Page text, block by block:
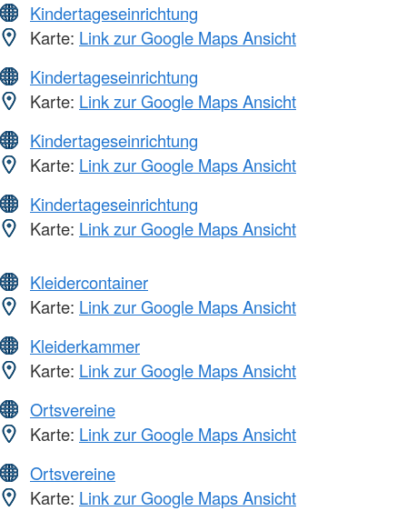
Kindertageseinrichtung
Karte: Link zur Google Maps Ansicht
Kindertageseinrichtung
Karte: Link zur Google Maps Ansicht
Kindertageseinrichtung
Karte: Link zur Google Maps Ansicht
Kindertageseinrichtung
Karte: Link zur Google Maps Ansicht
Kleidercontainer
Karte: Link zur Google Maps Ansicht
Kleiderkammer
Karte: Link zur Google Maps Ansicht
Ortsvereine
Karte: Link zur Google Maps Ansicht
Ortsvereine
Karte: Link zur Google Maps Ansicht